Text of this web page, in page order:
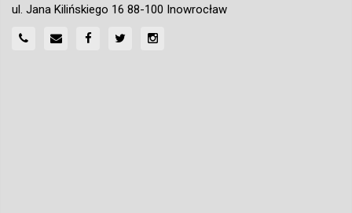
ul. Jana Kilińskiego 16 88-100 Inowrocław